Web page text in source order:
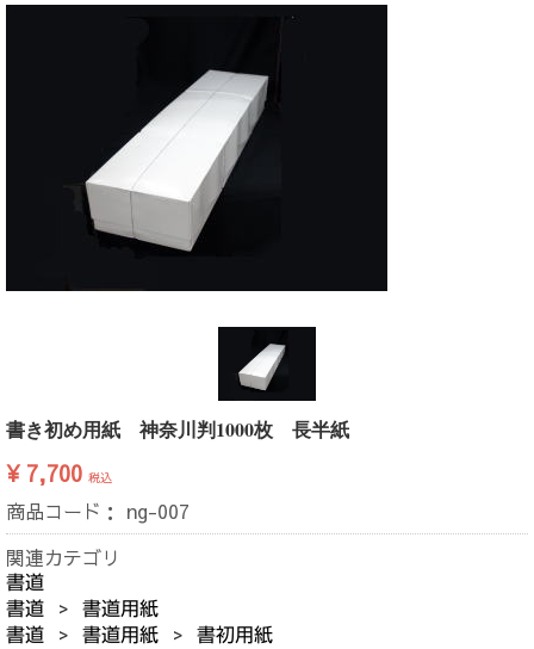
書き初め用紙 神奈川判1000枚 長半紙
¥ 7,700 税込
商品コード： ng-007
関連カテゴリ
書道
書道
書道用紙
書道
書道用紙 書初用紙